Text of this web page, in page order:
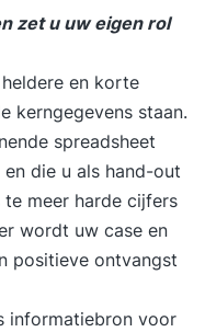
zet u uw eigen rol
en korte
kerngegevens staan.
spreadsheet
die u als hand-out
meer harde cijfers
wordt uw case en
positieve ontvangst
informatiebron voor